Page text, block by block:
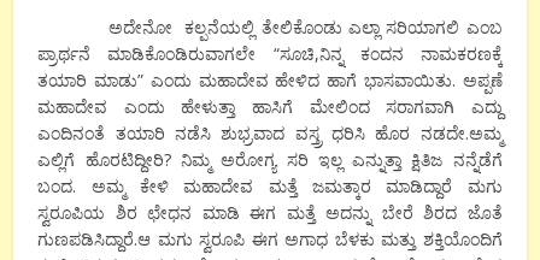
ಅದೇನೋ ಕಲ್ಪನೆಯಲ್ಲಿ ತೇಲಿಕೊಂಡು ಎಲ್ಲಾ ಸರಿಯಾಗಲಿ ಎಂಬ
ಪ್ರಾರ್ಥನೆ ಮಾಡಿಕೊಂಡಿರುವಾಗಲೇ “ಸೂಚಿ,ನಿನ್ನ ಕಂದನ ನಾಮಕರಣಕ್ಕೆ
ತಯಾರಿ ಮಾಡು” ಎಂದು ಮಹಾದೇವ ಹೇಳಿದ ಹಾಗೆ ಭಾಸವಾಯಿತು. ಅಪ್ಪಣೆ
ಮಹಾದೇವ ಎಂದು ಹೇಳುತ್ತಾ ಹಾಸಿಗೆ ಮೇಲಿಂದ ಸರಾಗವಾಗಿ ಎದ್ದು
ಎಂದಿನಂತೆ ತಯಾರಿ ನಡೆಸಿ ಶುಭ್ರವಾದ ವಸ್ತ್ರ ಧರಿಸಿ ಹೊರ ನಡದೇ.ಅಮ್ಮ
ಎಲ್ಲಿಗೆ ಹೊರಟಿದ್ದೀರಿ? ನಿಮ್ಮ ಅರೋಗ್ಯ ಸರಿ ಇಲ್ಲ ಎನ್ನುತ್ತಾ ಕ್ಷಿತಿಜ ನನ್ನೆಡೆಗೆ
ಬಂದ. ಅಮ್ಮ ಕೇಳಿ ಮಹಾದೇವ ಮತ್ತೆ ಜಮತ್ಕಾರ ಮಾಡಿದ್ದಾರೆ ಮಗು
ಸ್ವರೂಪಿಯ ಶಿರ ಛೇಧನ ಮಾಡಿ ಈಗ ಮತ್ತೆ ಅದನ್ನು ಬೇರೆ ಶಿರದ ಜೊತೆ
ಗುಣಪಡಿಸಿದ್ದಾರೆ.ಆ ಮಗು ಸ್ವರೂಪಿ ಈಗ ಅಗಾಧ ಬೆಳಕು ಮತ್ತು ಶಕ್ತಿಯೊಂದಿಗೆ